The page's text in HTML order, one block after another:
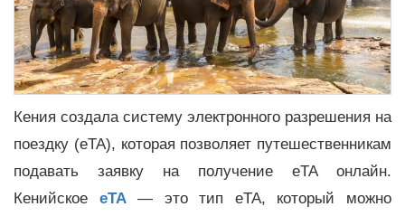
Кения создала систему электронного разрешения на
поездку (eTA), которая позволяет путешественникам
подавать заявку на получение eTA онлайн.
Кенийское eTA— это тип eTA, который можно